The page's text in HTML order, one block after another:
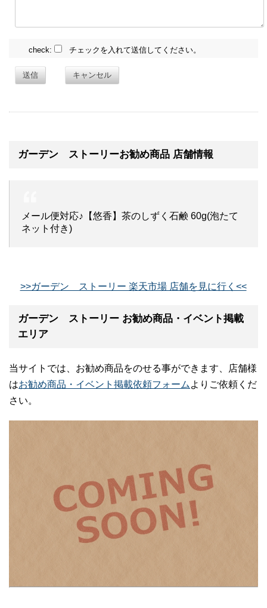
check: チェックを入れて送信してください。
送信 キャンセル
ガーデン ストーリーお勧め商品 店舗情報
メール便対応♪【悠香】茶のしずく石鹸 60g(泡たて
ネット付き)
>>ガーデン ストーリー 楽天市場 店舗を見に行く<<
ガーデン ストーリー お勧め商品・イベント掲載
エリア
当サイトでは、お勧め商品をのせる事ができます、店舗様
はお勧め商品・イベント掲載依頼フォーム よりご依頼くだ
さい。